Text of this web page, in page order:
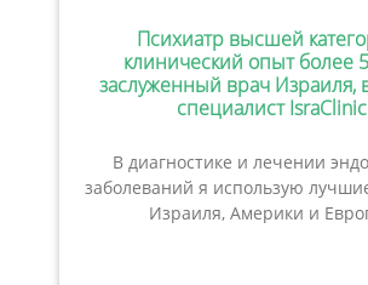
Психиатр высшей
клинический опыт более
заслуженный врач Израиля,
специалист IsraClinic
В диагностике и лечении
заболеваний я использую
Израиля, Америки и